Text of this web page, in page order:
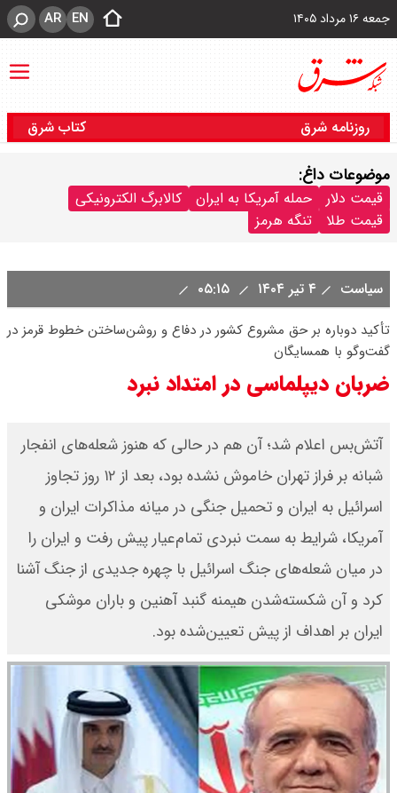
جمعه ۱۶ مرداد ۱۴۰۵ EN
AR
روزنامه شرق کتاب شرق
موضوعات داغ:
قیمت دلار حمله آمریکا به ایران
کالابرگ الکترونیکی
قیمت طلا
تنگه هرمز
سیاست ۴ تیر ۱۴۰۴
تأکید دوباره بر حق مشروع کشور در دفاع و روشن‌ساختن خطوط قرمز در
گفت‌وگو با همسایگان
ضربان دیپلماسی در امتداد نبرد
آتش‌بس اعلام شد؛ آن هم در حالی که هنوز شعله‌های انفجار
شبانه بر فراز تهران خاموش نشده بود، بعد از ۱۲ روز تجاوز
اسرائیل به ایران و تحمیل جنگی در میانه مذاکرات ایران و
آمریکا، شرایط به سمت نبردی تمام‌عیار پیش رفت و ایران را
در میان شعله‌‌های جنگ اسرائیل با چهره جدیدی از جنگ آشنا
کرد و آن شکسته‌شدن هیمنه گنبد آهنین و باران موشکی
ایران بر اهداف از پیش تعیین‌شده بود.